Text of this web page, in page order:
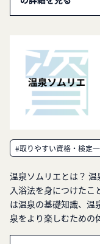
#取りやすい資格・検定
温泉ソムリエとは？
入浴法を身につけたこ
は温泉の基礎知識、温
泉をより楽しむため